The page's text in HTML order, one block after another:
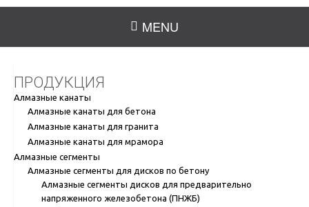
MENU
ПРОДУКЦИЯ
Алмазные канаты
Алмазные канаты для бетона
Алмазные канаты для гранита
Алмазные канаты для мрамора
Алмазные сегменты
Алмазные сегменты для дисков по бетону
Алмазные сегменты дисков для предварительно
напряженного железобетона (ПНЖБ)